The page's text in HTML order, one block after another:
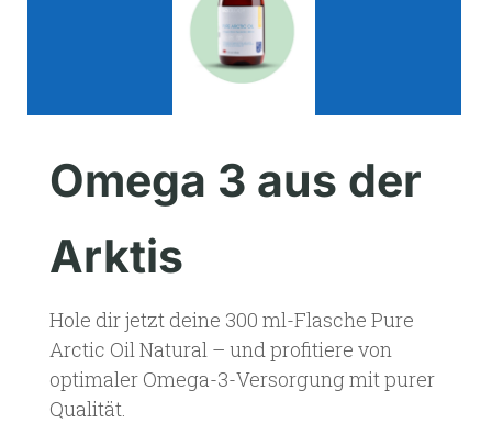
Omega 3 aus der
Arktis
Hole dir jetzt deine 300 ml-Flasche Pure
Arctic Oil Natural – und profitiere von
optimaler Omega-3-Versorgung mit purer
Qualität.